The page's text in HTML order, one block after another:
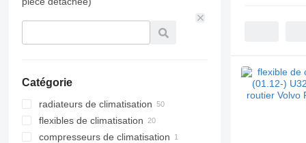
Catégorie
radiateurs de climatisation
flexibles de climatisation
compresseurs de climatisation